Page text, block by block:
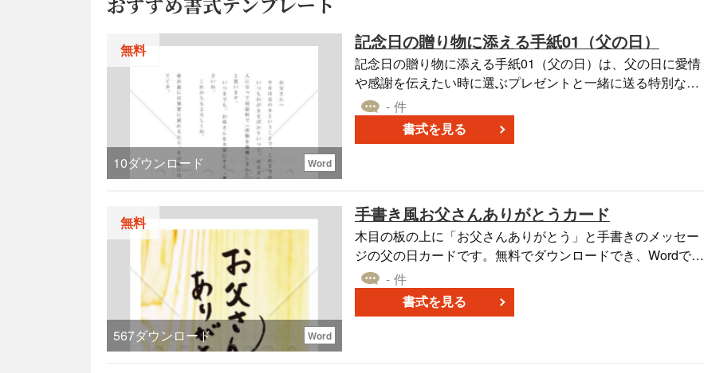
無料
10ダウンロード Word
記念日の贈り物に添える手紙01（父の日）
記念日の贈り物に添える手紙01（父の日）は、父の日に愛情
や感謝を伝えたい時に選ぶプレゼントと一緒に送る特別な文
章です。この日は、父親への感謝を示す絶好の機会となりま
す。 手紙には、子供時代の思い出、学び取った教訓、そして
これからの未来への願いを綴ることができます。直接会話で
- 件
書式を見る
無料
567ダウンロード Word
手書き風お父さんありがとうカード
木目の板の上に「お父さんありがとう」と手書きのメッセー
ジの父の日カードです。無料でダウンロードでき、Wordで編
集・印刷できます。
- 件
書式を見る